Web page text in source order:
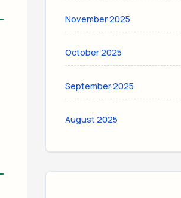
November 2025
October 2025
September 2025
August 2025